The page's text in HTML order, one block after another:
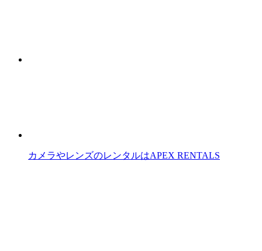
カメラやレンズのレンタルはAPEX RENTALS